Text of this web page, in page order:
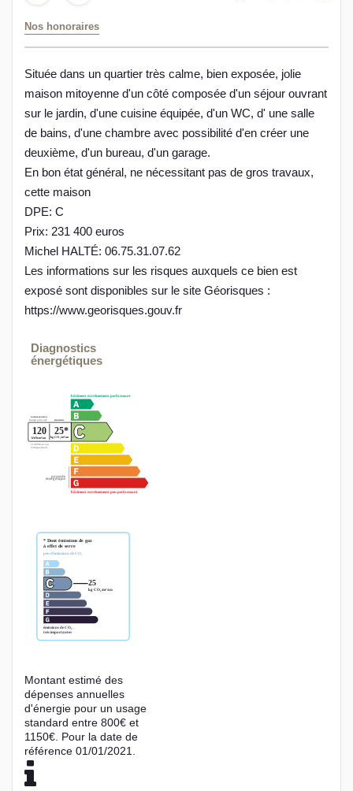
Nos honoraires
Située dans un quartier très calme, bien exposée, jolie
maison mitoyenne d'un côté composée d'un séjour ouvrant
sur le jardin, d'une cuisine équipée, d'un WC, d' une salle
de bains, d'une chambre avec possibilité d'en créer une
deuxième, d'un bureau, d'un garage.
En bon état général, ne nécessitant pas de gros travaux,
cette maison
DPE: C
Prix: 231 400 euros
Michel HALTÉ: 06.75.31.07.62
Les informations sur les risques auxquels ce bien est
exposé sont disponibles sur le site Géorisques :
https://www.georisques.gouv.fr
Diagnostics
énergétiques
Montant estimé des
dépenses annuelles
d'énergie pour un usage
standard entre 800€ et
1150€. Pour la date de
référence 01/01/2021.